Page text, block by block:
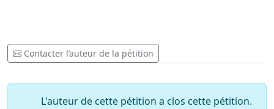
Contacter l’auteur de la pétition
L'auteur de cette pétition a clos cette pétition.